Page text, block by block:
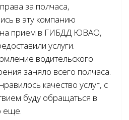
за полчаса,
в эту компанию
на прием в ГИБДД ЮВАО,
услуги.
водительского
заняло всего полчаса.
качество услуг, с
буду обращаться в
еще.